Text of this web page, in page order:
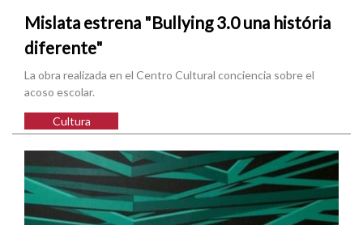
Mislata estrena "Bullying 3.0 una história
diferente"
La obra realizada en el Centro Cultural conciencia sobre el
acoso escolar.
Cultura